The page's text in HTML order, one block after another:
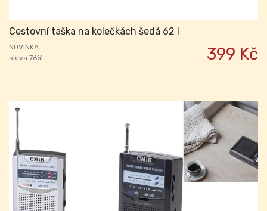
Cestovní taška na kolečkách šedá 62 l
NOVINKA
sleva 76%
399 Kč